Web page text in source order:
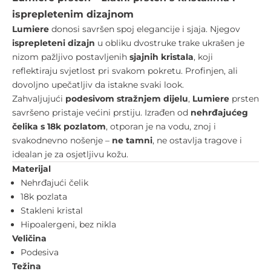
isprepletenim dizajnom
Lumiere donosi savršen spoj elegancije i sjaja. Njegov
isprepleteni dizajn u obliku dvostruke trake ukrašen je
nizom pažljivo postavljenih sjajnih kristala, koji
reflektiraju svjetlost pri svakom pokretu. Profinjen, ali
dovoljno upečatljiv da istakne svaki look.
Zahvaljujući podesivom stražnjem dijelu, Lumiere prsten
savršeno pristaje većini prstiju. Izrađen od nehrđajućeg
čelika s 18k pozlatom, otporan je na vodu, znoj i
svakodnevno nošenje – ne tamni, ne ostavlja tragove i
idealan je za osjetljivu kožu.
Materijal
Nehrđajući čelik
18k pozlata
Stakleni kristal
Hipoalergeni, bez nikla
Veličina
Podesiva
Težina